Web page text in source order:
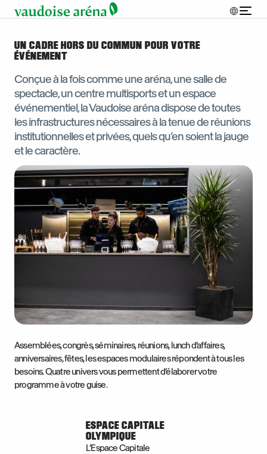
UN CADRE HORS DU COMMUN POUR VOTRE
ÉVÉNEMENT
Conçue à la fois comme une aréna, une salle de
spectacle, un centre multisports et un espace
événementiel, la Vaudoise aréna dispose de toutes
les infrastructures nécessaires à la tenue de réunions
institutionnelles et privées, quels qu’en soient la jauge
et le caractère.
Assemblées, congrès, séminaires, réunions, lunch d’affaires,
anniversaires, fêtes, les espaces modulaires répondent à tous les
besoins. Quatre univers vous permettent d’élaborer votre
programme à votre guise.
ESPACE CAPITALE
OLYMPIQUE
L’Espace Capitale